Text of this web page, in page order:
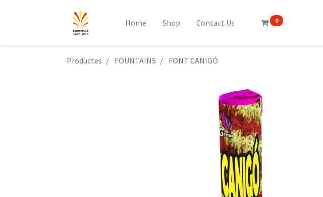
Home Shop Contact Us 0
Productes FOUNTAINS FONT CANIGÓ